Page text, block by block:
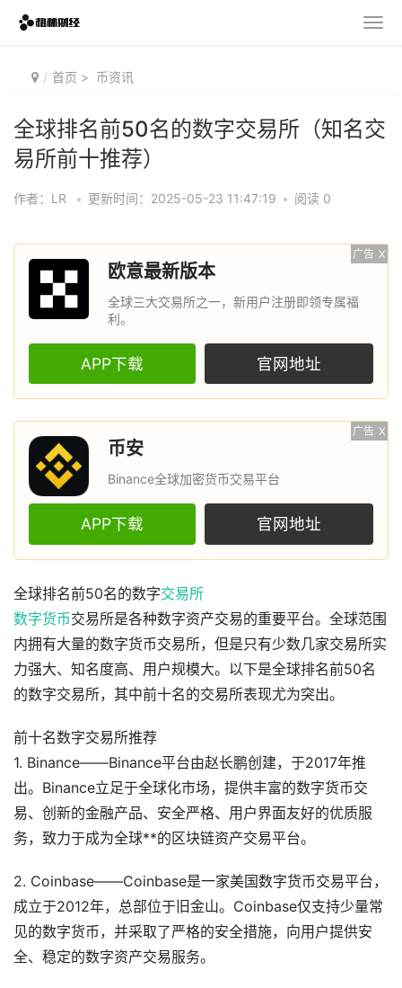
首页 > 币资讯
全球排名前50名的数字交易所（知名交
易所前十推荐）
作者：LR • 更新时间：2025-05-23 11:47:19 • 阅读 0
广告 X
欧意最新版本
全球三大交易所之一，新用户注册即领专属福
利。
APP下载 官网地址
广告 X
币安
Binance全球加密货币交易平台
APP下载 官网地址
全球排名前50名的数字交易所
数字货币交易所是各种数字资产交易的重要平台。全球范围
内拥有大量的数字货币交易所，但是只有少数几家交易所实
力强大、知名度高、用户规模大。以下是全球排名前50名
的数字交易所，其中前十名的交易所表现尤为突出。
前十名数字交易所推荐
1. Binance——Binance平台由赵长鹏创建，于2017年推
出。Binance立足于全球化市场，提供丰富的数字货币交
易、创新的金融产品、安全严格、用户界面友好的优质服
务，致力于成为全球**的区块链资产交易平台。
2. Coinbase——Coinbase是一家美国数字货币交易平台，
成立于2012年，总部位于旧金山。Coinbase仅支持少量常
见的数字货币，并采取了严格的安全措施，向用户提供安
全、稳定的数字资产交易服务。